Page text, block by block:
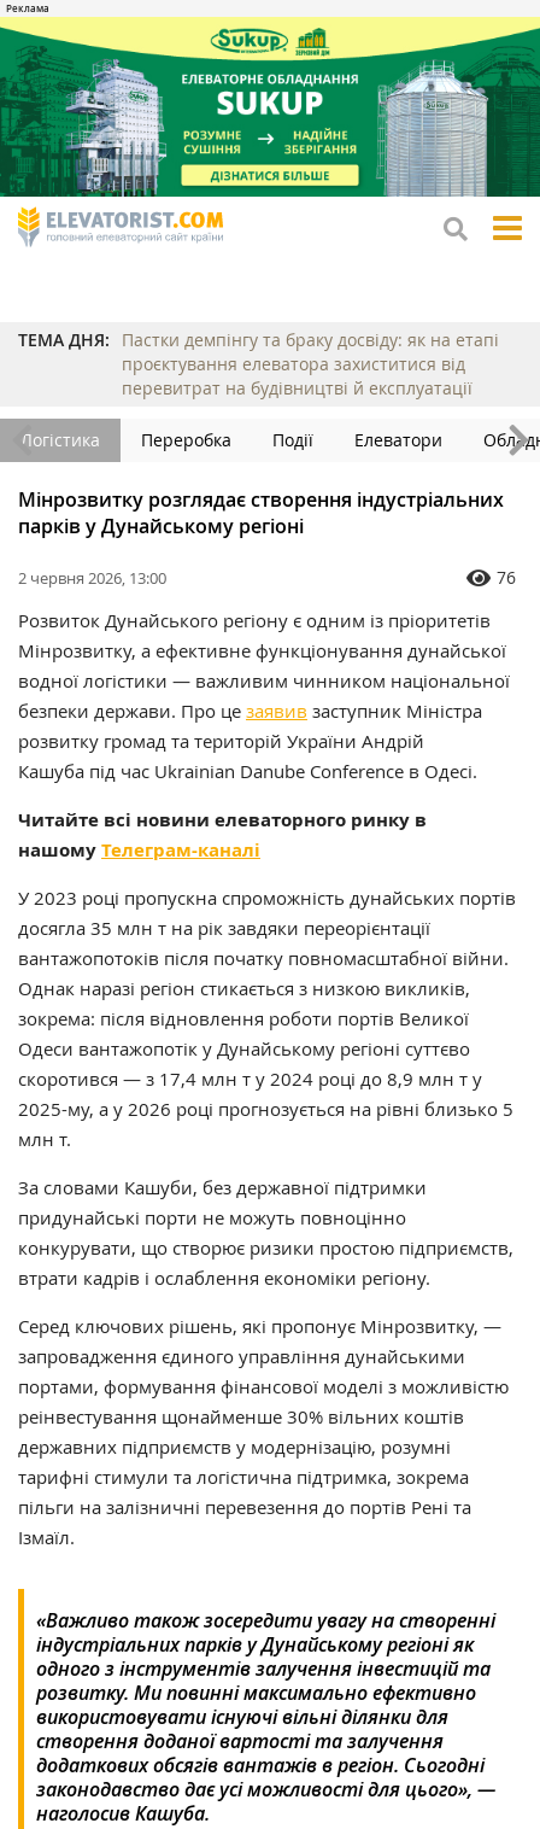
ТЕМА ДНЯ:
Пастки демпінгу та браку досвіду: як на етапі
проєктування елеватора захиститися від
перевитрат на будівництві й експлуатації
Логістика Переробка Події Елеватори
Мінрозвитку розглядає створення індустріальних
парків у Дунайському регіоні
2 червня 2026, 13:00 76
Розвиток Дунайського регіону є одним із пріоритетів
Мінрозвитку, а ефективне функціонування дунайської
водної логістики — важливим чинником національної
безпеки держави. Про це заявив заступник Міністра
розвитку громад та територій України Андрій
Кашуба під час Ukrainian Danube Conference в Одесі.
Читайте всі новини елеваторного ринку в
нашомуТелеграм-каналі
У 2023 році пропускна спроможність дунайських портів
досягла 35 млн т на рік завдяки переорієнтації
вантажопотоків після початку повномасштабної війни.
Однак наразі регіон стикається з низкою викликів,
зокрема: після відновлення роботи портів Великої
Одеси вантажопотік у Дунайському регіоні суттєво
скоротився — з 17,4 млн т у 2024 році до 8,9 млн т у
2025-му, а у 2026 році прогнозується на рівні близько 5
млн т.
За словами Кашуби, без державної підтримки
придунайські порти не можуть повноцінно
конкурувати, що створює ризики простою підприємств,
втрати кадрів і ослаблення економіки регіону.
Серед ключових рішень, які пропонує Мінрозвитку, —
запровадження єдиного управління дунайськими
портами, формування фінансової моделі з можливістю
реінвестування щонайменше 30% вільних коштів
державних підприємств у модернізацію, розумні
тарифні стимули та логістична підтримка, зокрема
пільги на залізничні перевезення до портів Рені та
Ізмаїл.
«Важливо також зосередити увагу на створенні
індустріальних парків у Дунайському регіоні як
одного з інструментів залучення інвестицій та
розвитку. Ми повинні максимально ефективно
використовувати існуючі вільні ділянки для
створення доданої вартості та залучення
додаткових обсягів вантажів в регіон. Сьогодні
законодавство дає усі можливості для цього», —
наголосив Кашуба.